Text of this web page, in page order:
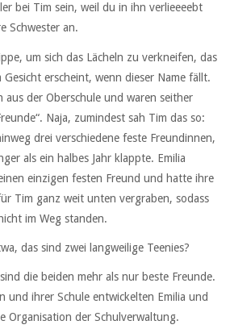
bei Tim sein, weil du in ihn verlieeeebt
Schwester an.
um sich das Lächeln zu verkneifen, das
erscheint, wenn dieser Name fällt.
aus der Oberschule und waren seither
Naja, zumindest sah Tim das so:
drei verschiedene feste Freundinnen,
als ein halbes Jahr klappte. Emilia
einzigen festen Freund und hatte ihre
Tim ganz weit unten vergraben, sodass
im Weg standen.
das sind zwei langweilige Teenies?
die beiden mehr als nur beste Freunde.
und ihrer Schule entwickelten Emilia und
Organisation der Schulverwaltung.